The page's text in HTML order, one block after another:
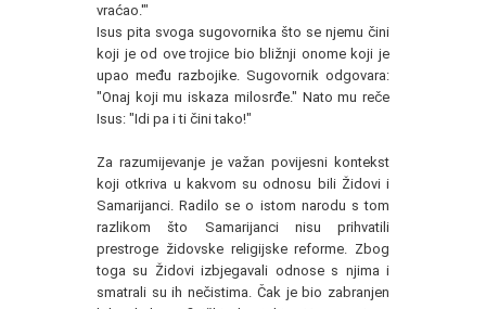
vraćao.'"
Isus pita svoga sugovornika što se njemu čini
koji je od ove trojice bio bližnji onome koji je
upao među razbojike. Sugovornik odgovara:
"Onaj koji mu iskaza milosrđe." Nato mu reče
Isus: "Idi pa i ti čini tako!"
Za razumijevanje je važan povijesni kontekst
koji otkriva u kakvom su odnosu bili Židovi i
Samarijanci. Radilo se o istom narodu s tom
razlikom što Samarijanci nisu prihvatili
prestroge židovske religijske reforme. Zbog
toga su Židovi izbjegavali odnose s njima i
smatrali su ih nečistima. Čak je bio zabranjen